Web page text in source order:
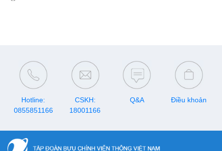
Hotline:
0855851166
CSKH:
18001166
Q&A Điều khoản